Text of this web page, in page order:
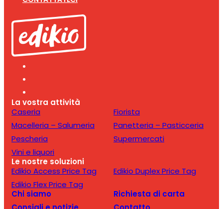
La vostra attività
Caseria
Fiorista
Macelleria – Salumeria
Panetteria – Pasticceria
Pescheria
Supermercati
Vini e liquori
Le nostre soluzioni
Edikio Access Price Tag
Edikio Duplex Price Tag
Edikio Flex Price Tag
Chi siamo
Richiesta di carta